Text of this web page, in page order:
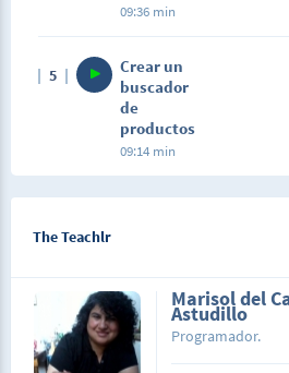
09:36 min
5
Crear un
buscador
de
productos
09:14 min
The Teachlr
Marisol del
Astudillo
Programador.